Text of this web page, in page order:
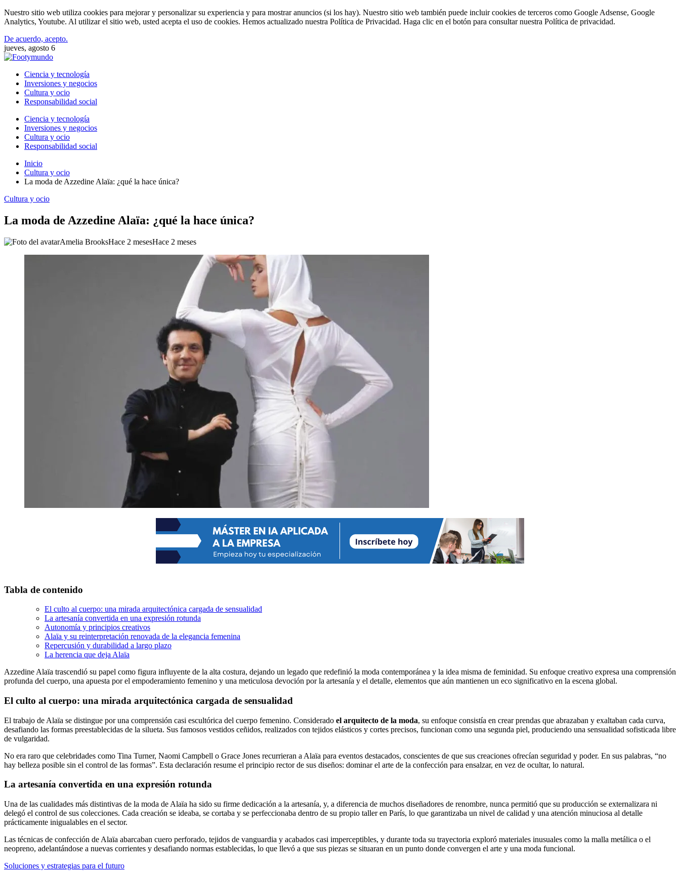
Nuestro sitio web utiliza cookies para mejorar y personalizar su experiencia y para mostrar anuncios (si los hay). Nuestro sitio web también puede incluir cookies de terceros como Google Adsense, Google
Analytics, Youtube. Al utilizar el sitio web, usted acepta el uso de cookies. Hemos actualizado nuestra Política de Privacidad. Haga clic en el botón para consultar nuestra Política de privacidad.
De acuerdo, acepto.
jueves, agosto 6
Ciencia y tecnología
Inversiones y negocios
Cultura y ocio
Responsabilidad social
Ciencia y tecnología
Inversiones y negocios
Cultura y ocio
Responsabilidad social
Inicio
Cultura y ocio
La moda de Azzedine Alaïa: ¿qué la hace única?
Cultura y ocio
La moda de Azzedine Alaïa: ¿qué la hace única?
Amelia BrooksHace 2 mesesHace 2 meses
Tabla de contenido
El culto al cuerpo: una mirada arquitectónica cargada de sensualidad
La artesanía convertida en una expresión rotunda
Autonomía y principios creativos
Alaïa y su reinterpretación renovada de la elegancia femenina
Repercusión y durabilidad a largo plazo
La herencia que deja Alaïa
Azzedine Alaïa trascendió su papel como figura influyente de la alta costura, dejando un legado que redefinió la moda contemporánea y la idea misma de feminidad. Su enfoque creativo expresa una comprensión
profunda del cuerpo, una apuesta por el empoderamiento femenino y una meticulosa devoción por la artesanía y el detalle, elementos que aún mantienen un eco significativo en la escena global.
El culto al cuerpo: una mirada arquitectónica cargada de sensualidad
El trabajo de Alaïa se distingue por una comprensión casi escultórica del cuerpo femenino. Considerado el arquitecto de la moda, su enfoque consistía en crear prendas que abrazaban y exaltaban cada curva,
desafiando las formas preestablecidas de la silueta. Sus famosos vestidos ceñidos, realizados con tejidos elásticos y cortes precisos, funcionan como una segunda piel, produciendo una sensualidad sofisticada libre
de vulgaridad.
No era raro que celebridades como Tina Turner, Naomi Campbell o Grace Jones recurrieran a Alaïa para eventos destacados, conscientes de que sus creaciones ofrecían seguridad y poder. En sus palabras, “no
hay belleza posible sin el control de las formas”. Esta declaración resume el principio rector de sus diseños: dominar el arte de la confección para ensalzar, en vez de ocultar, lo natural.
La artesanía convertida en una expresión rotunda
Una de las cualidades más distintivas de la moda de Alaïa ha sido su firme dedicación a la artesanía, y, a diferencia de muchos diseñadores de renombre, nunca permitió que su producción se externalizara ni
delegó el control de sus colecciones. Cada creación se ideaba, se cortaba y se perfeccionaba dentro de su propio taller en París, lo que garantizaba un nivel de calidad y una atención minuciosa al detalle
prácticamente inigualables en el sector.
Las técnicas de confección de Alaïa abarcaban cuero perforado, tejidos de vanguardia y acabados casi imperceptibles, y durante toda su trayectoria exploró materiales inusuales como la malla metálica o el
neopreno, adelantándose a nuevas corrientes y desafiando normas establecidas, lo que llevó a que sus piezas se situaran en un punto donde convergen el arte y una moda funcional.
Soluciones y estrategias para el futuro